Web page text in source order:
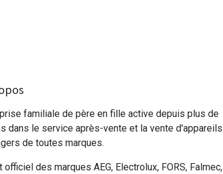
familiale de père en fille active depuis plus de
dans le service après-vente et la vente d'appareils
de toutes marques.
officiel des marques AEG, Electrolux, FORS, Falmec,